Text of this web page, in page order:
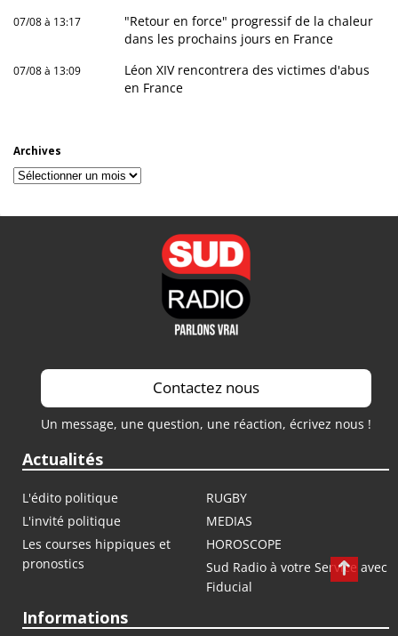
07/08 à 13:17
"Retour en force" progressif de la chaleur
dans les prochains jours en France
07/08 à 13:09
Léon XIV rencontrera des victimes d'abus
en France
Archives
Archives
Contactez nous
Un message, une question, une réaction, écrivez nous !
Actualités
L'édito politique
RUGBY
L'invité politique
MEDIAS
Les courses hippiques et
pronostics
HOROSCOPE
Sud Radio à votre Service avec
Fiducial
Informations